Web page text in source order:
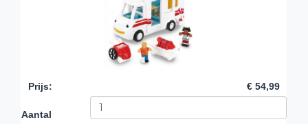
Prijs: € 54,99
Aantal